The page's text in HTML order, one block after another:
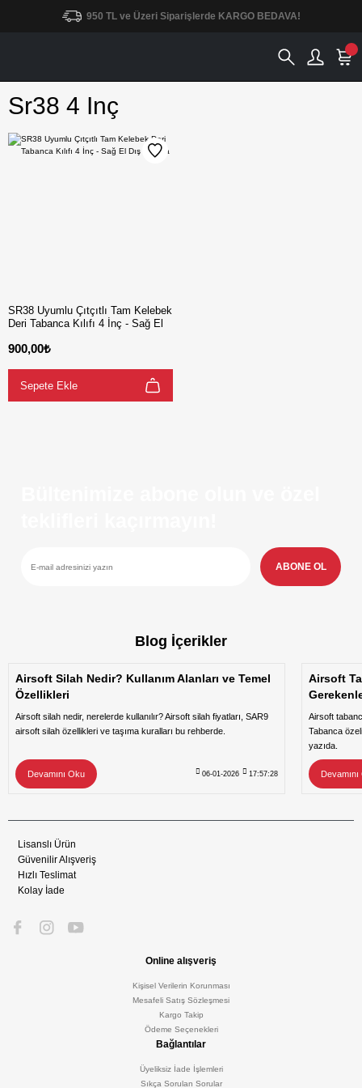
950 TL ve Üzeri Siparişlerde KARGO BEDAVA!
Sr38 4 Inç
SR38 Uyumlu Çıtçıtlı Tam Kelebek
Deri Tabanca Kılıfı 4 İnç - Sağ El
900,00₺
Sepete Ekle
ABONE OL
Blog İçerikler
Airsoft Silah Nedir? Kullanım Alanları ve Temel
Özellikleri
Airsoft silah nedir, nerelerde kullanılır? Airsoft silah fiyatları, SAR9
airsoft silah özellikleri ve taşıma kuralları bu rehberde.
Devamını Oku 06-01-2026 17:57:28
Airsoft
Airsoft
Tabanca
yazıda.
Lisanslı Ürün
Güvenilir Alışveriş
Hızlı Teslimat
Kolay İade
Online alışveriş
Kişisel Verilerin Korunması
Mesafeli Satış Sözleşmesi
Kargo Takip
Ödeme Seçenekleri
Bağlantılar
Üyeliksiz İade İşlemleri
Sıkça Sorulan Sorular